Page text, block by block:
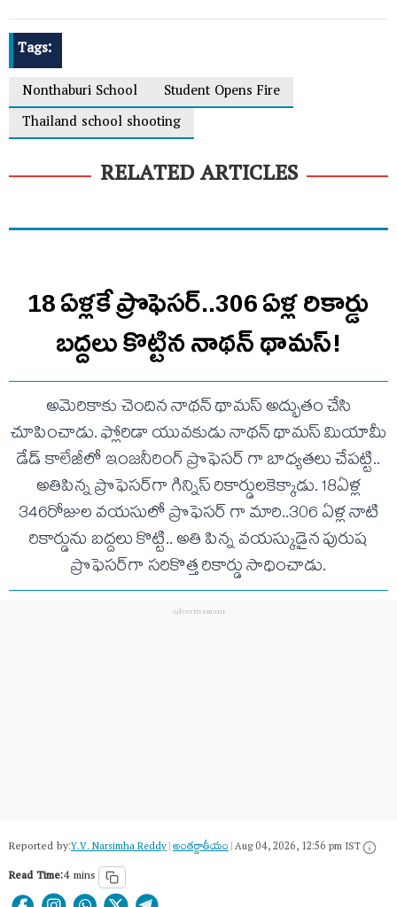
Tags:
Nonthaburi School
Student Opens Fire
Thailand school shooting
RELATED ARTICLES
18 ఏళ్లకే ప్రొఫెసర్‌..306 ఏళ్ల రికార్డు
బద్దలు కొట్టిన నాథన్ థామస్!
అమెరికాకు చెందిన నాథన్ థామస్ అద్భుతం చేసి
చూపించాడు. ఫ్లోరిడా యువకుడు నాథన్ థామస్ మియామీ
డేడ్ కాలేజీలో ఇంజనీరింగ్ ప్రొఫెసర్ గా బాధ్యతలు చేపట్టి..
అతిపిన్న ప్రొఫెసర్‌గా గిన్నిస్‌ రికార్డులకెక్కాడు. 18ఏళ్ల
346రోజుల వయసులో ప్రొఫెసర్ గా మారి..306 ఏళ్ల నాటి
రికార్డును బద్దలు కొట్టి.. అతి పిన్న వయస్కుడైన పురుష
ప్రొఫెసర్‌గా సరికొత్త రికార్డు సాధించాడు.
Reported by:Y.V. Narsimha Reddy|అంత‌ర్జాతీయం|Aug 04, 2026, 12:56 pm IST
Read Time:4 mins